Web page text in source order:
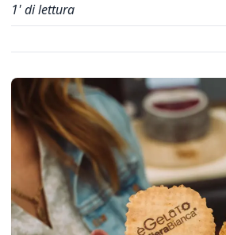
1' di lettura